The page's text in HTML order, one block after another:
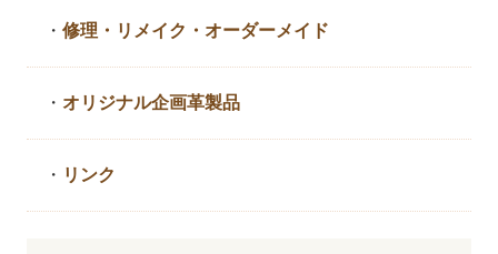
・修理・リメイク・ オーダーメイド
・ オリジナル企画革製品
・ リンク